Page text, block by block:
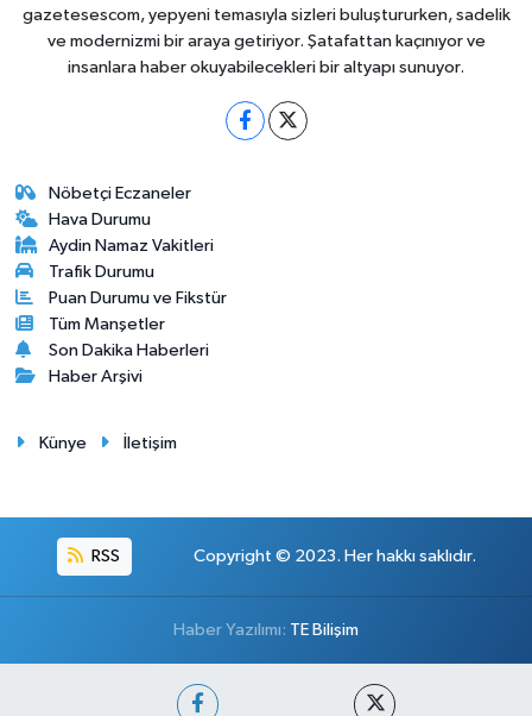
gazetesescom, yepyeni temasıyla sizleri buluştururken, sadelik
ve modernizmi bir araya getiriyor. Şatafattan kaçınıyor ve
insanlara haber okuyabilecekleri bir altyapı sunuyor.
Nöbetçi Eczaneler
Hava Durumu
Aydin Namaz Vakitleri
Trafik Durumu
Puan Durumu ve Fikstür
Tüm Manşetler
Son Dakika Haberleri
Haber Arşivi
Künye İletişim
RSS Copyright © 2023. Her hakkı saklıdır.
Haber Yazılımı: TE Bilişim